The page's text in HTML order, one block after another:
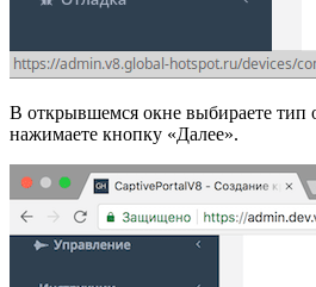
В открывшемся окне выбираете тип
нажимаете кнопку «Далее».